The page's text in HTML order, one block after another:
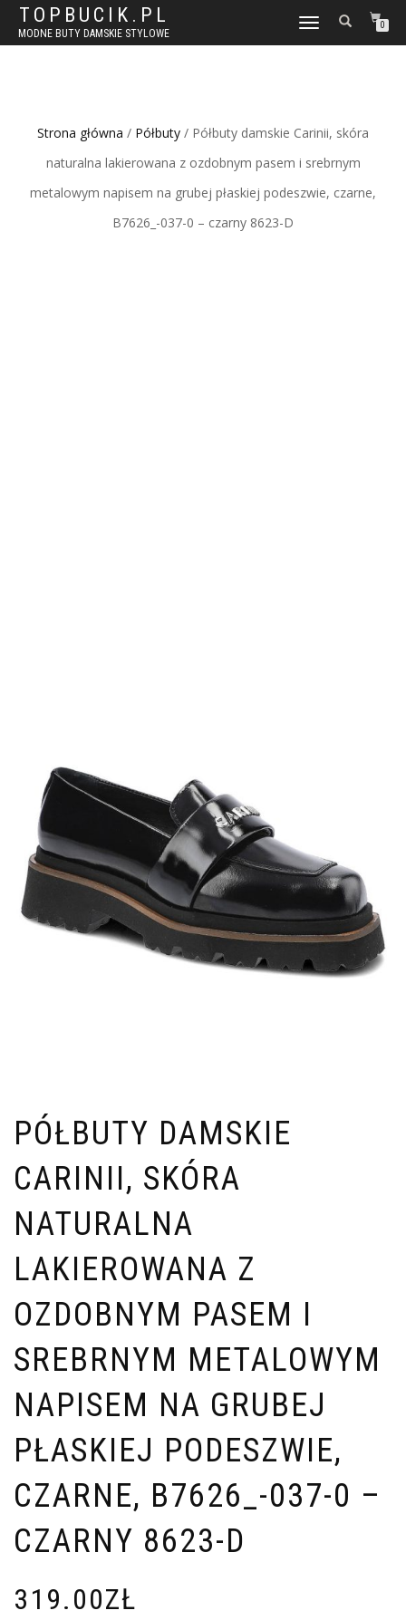
TOPBUCIK.PL
MODNE BUTY DAMSKIE STYLOWE
WŁĄCZ
NAWIGACJĘ
0
Strona główna / Półbuty / Półbuty damskie Carinii, skóra
naturalna lakierowana z ozdobnym pasem i srebrnym
metalowym napisem na grubej płaskiej podeszwie, czarne,
B7626_-037-0 – czarny 8623-D
PÓŁBUTY DAMSKIE
CARINII, SKÓRA
NATURALNA
LAKIEROWANA Z
OZDOBNYM PASEM I
SREBRNYM METALOWYM
NAPISEM NA GRUBEJ
PŁASKIEJ PODESZWIE,
CZARNE, B7626_-037-0 –
CZARNY 8623-D
319.00ZŁ